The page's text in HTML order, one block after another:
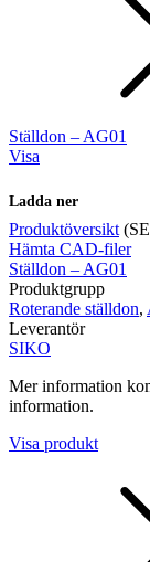
Ställdon – AG01
Visa
Ladda ner
Produktöversikt
Hämta CAD-filer
Ställdon – AG01
Produktgrupp
Roterande ställdon,
Leverantör
SIKO
Mer information
information.
Visa produkt